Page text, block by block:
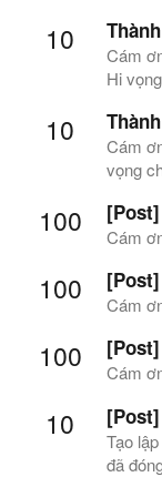
10
Cám
Hi
10
Cám
vọng
100 Cám
100 Cám
100 Cám
10
Tạo
đã